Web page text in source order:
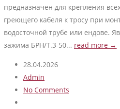
предназначен для крепления
греющего кабеля к тросу при
водосточной трубе или ендове.
зажима БРН/Т.3-50... read more →
28.04.2026
Admin
No Comments